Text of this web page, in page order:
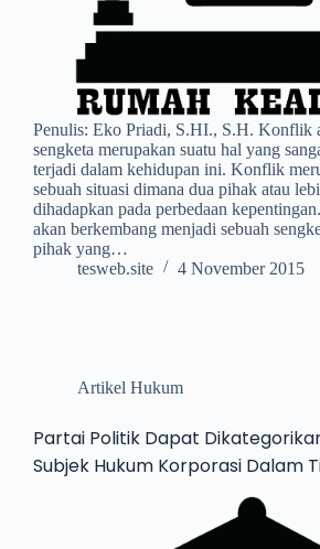
Penulis: Eko Priadi, S.HI., S.H. Konflik
sengketa merupakan suatu hal yang
terjadi dalam kehidupan ini. Konflik
sebuah situasi dimana dua pihak atau
dihadapkan pada perbedaan
akan berkembang menjadi sebuah
pihak yang…
tesweb.site
4 November 2015
Artikel Hukum
Partai Politik Dapat
Subjek Hukum Korporasi Dalam